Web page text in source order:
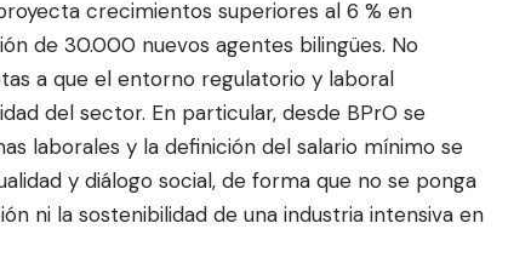
crecimientos superiores al 6 % en
de 30.000 nuevos agentes bilingües. No
a que el entorno regulatorio y laboral
del sector. En particular, desde BPrO se
laborales y la definición del salario mínimo se
y diálogo social, de forma que no se ponga
ni la sostenibilidad de una industria intensiva en